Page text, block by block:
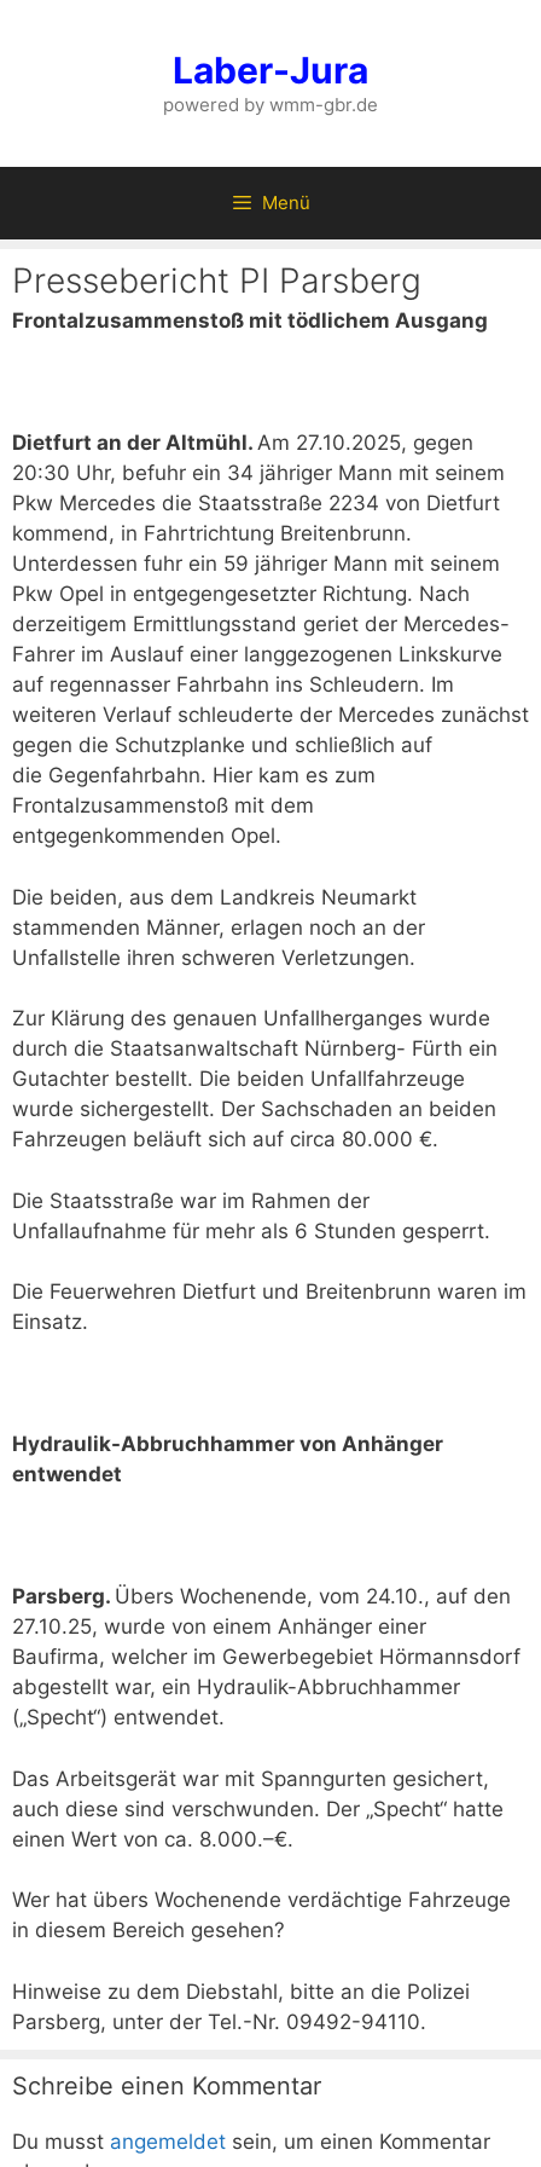
Laber-Jura
powered by wmm-gbr.de
Menü
Pressebericht PI Parsberg
Frontalzusammenstoß mit tödlichem Ausgang
Dietfurt an der Altmühl. Am 27.10.2025, gegen
20:30 Uhr, befuhr ein 34 jähriger Mann mit seinem
Pkw Mercedes die Staatsstraße 2234 von Dietfurt
kommend, in Fahrtrichtung Breitenbrunn.
Unterdessen fuhr ein 59 jähriger Mann mit seinem
Pkw Opel in entgegengesetzter Richtung. Nach
derzeitigem Ermittlungsstand geriet der Mercedes-
Fahrer im Auslauf einer langgezogenen Linkskurve
auf regennasser Fahrbahn ins Schleudern. Im
weiteren Verlauf schleuderte der Mercedes zunächst
gegen die Schutzplanke und schließlich auf
die Gegenfahrbahn. Hier kam es zum
Frontalzusammenstoß mit dem
entgegenkommenden Opel.
Die beiden, aus dem Landkreis Neumarkt
stammenden Männer, erlagen noch an der
Unfallstelle ihren schweren Verletzungen.
Zur Klärung des genauen Unfallherganges wurde
durch die Staatsanwaltschaft Nürnberg- Fürth ein
Gutachter bestellt. Die beiden Unfallfahrzeuge
wurde sichergestellt. Der Sachschaden an beiden
Fahrzeugen beläuft sich auf circa 80.000 €.
Die Staatsstraße war im Rahmen der
Unfallaufnahme für mehr als 6 Stunden gesperrt.
Die Feuerwehren Dietfurt und Breitenbrunn waren im
Einsatz.
Hydraulik-Abbruchhammer von Anhänger
entwendet
Parsberg. Übers Wochenende, vom 24.10., auf den
27.10.25, wurde von einem Anhänger einer
Baufirma, welcher im Gewerbegebiet Hörmannsdorf
abgestellt war, ein Hydraulik-Abbruchhammer
(„Specht“) entwendet.
Das Arbeitsgerät war mit Spanngurten gesichert,
auch diese sind verschwunden. Der „Specht“ hatte
einen Wert von ca. 8.000.–€.
Wer hat übers Wochenende verdächtige Fahrzeuge
in diesem Bereich gesehen?
Hinweise zu dem Diebstahl, bitte an die Polizei
Parsberg, unter der Tel.-Nr. 09492-94110.
Schreibe einen Kommentar
Du musst angemeldet sein, um einen Kommentar